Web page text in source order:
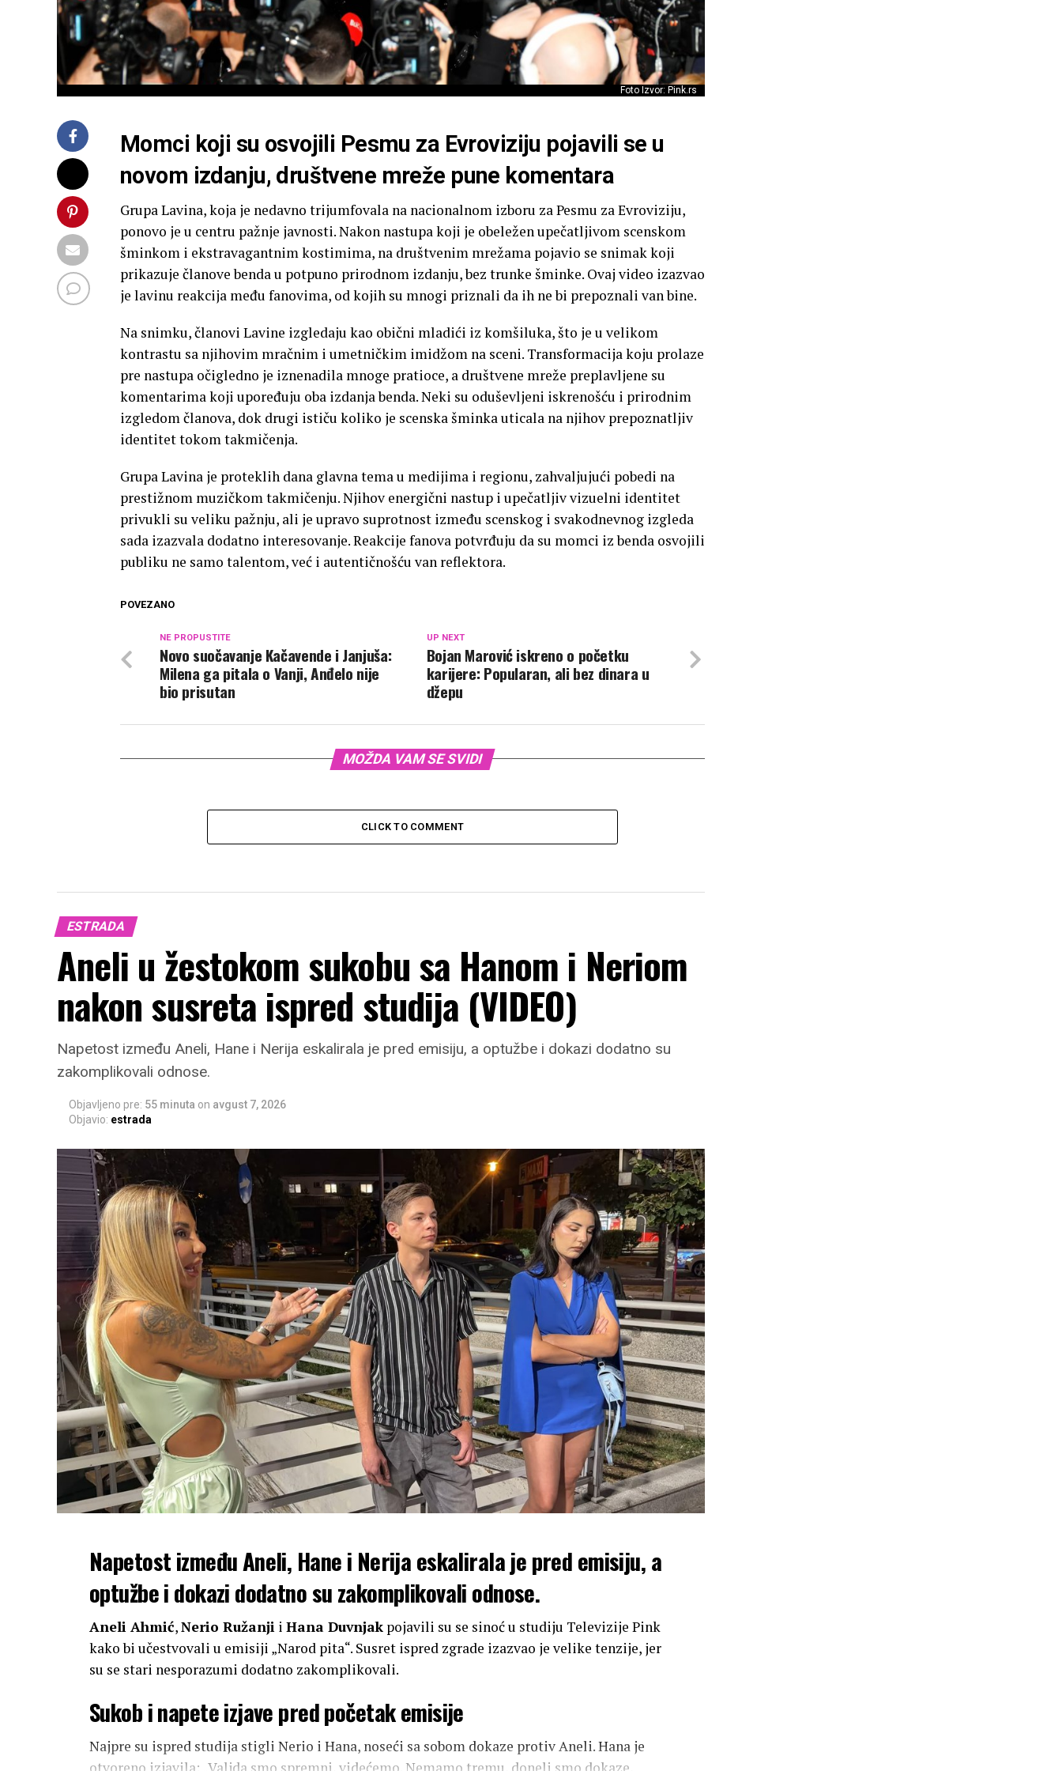
Foto Izvor: Pink.rs
Momci koji su osvojili Pesmu za Evroviziju pojavili se u
novom izdanju, društvene mreže pune komentara
Grupa Lavina, koja je nedavno trijumfovala na nacionalnom izboru za Pesmu za Evroviziju,
ponovo je u centru pažnje javnosti. Nakon nastupa koji je obeležen upečatljivom scenskom
šminkom i ekstravagantnim kostimima, na društvenim mrežama pojavio se snimak koji
prikazuje članove benda u potpuno prirodnom izdanju, bez trunke šminke. Ovaj video izazvao
je lavinu reakcija među fanovima, od kojih su mnogi priznali da ih ne bi prepoznali van bine.
Na snimku, članovi Lavine izgledaju kao obični mladići iz komšiluka, što je u velikom
kontrastu sa njihovim mračnim i umetničkim imidžom na sceni. Transformacija koju prolaze
pre nastupa očigledno je iznenadila mnoge pratioce, a društvene mreže preplavljene su
komentarima koji upoređuju oba izdanja benda. Neki su oduševljeni iskrenošću i prirodnim
izgledom članova, dok drugi ističu koliko je scenska šminka uticala na njihov prepoznatljiv
identitet tokom takmičenja.
Grupa Lavina je proteklih dana glavna tema u medijima i regionu, zahvaljujući pobedi na
prestižnom muzičkom takmičenju. Njihov energični nastup i upečatljiv vizuelni identitet
privukli su veliku pažnju, ali je upravo suprotnost između scenskog i svakodnevnog izgleda
sada izazvala dodatno interesovanje. Reakcije fanova potvrđuju da su momci iz benda osvojili
publiku ne samo talentom, već i autentičnošću van reflektora.
POVEZANO
UP NEXT
Bojan Marović iskreno o početku
karijere: Popularan, ali bez dinara u
džepu
NE PROPUSTITE
Novo suočavanje Kačavende i Janjuša:
Milena ga pitala o Vanji, Anđelo nije
bio prisutan
MOŽDA VAM SE SVIDI
CLICK TO COMMENT
ESTRADA
Aneli u žestokom sukobu sa Hanom i Neriom
nakon susreta ispred studija (VIDEO)
Napetost između Aneli, Hane i Nerija eskalirala je pred emisiju, a optužbe i dokazi dodatno su
zakomplikovali odnose.
Objavljeno pre: 55 minuta on avgust 7, 2026
Objavio: estrada
Napetost između Aneli, Hane i Nerija eskalirala je pred emisiju, a
optužbe i dokazi dodatno su zakomplikovali odnose.
Aneli Ahmić,Nerio Ružanji i Hana Duvnjak pojavili su se sinoć u studiju Televizije Pink
kako bi učestvovali u emisiji „Narod pita“. Susret ispred zgrade izazvao je velike tenzije, jer
su se stari nesporazumi dodatno zakomplikovali.
Sukob i napete izjave pred početak emisije
Najpre su ispred studija stigli Nerio i Hana, noseći sa sobom dokaze protiv Aneli. Hana je